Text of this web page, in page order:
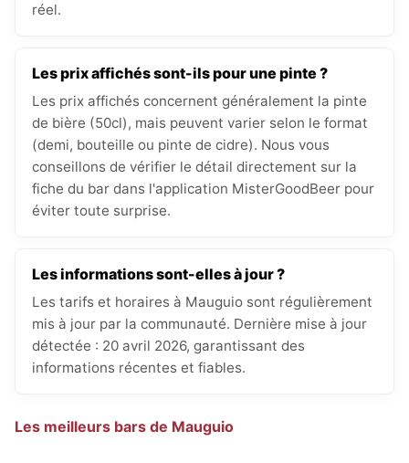
réel.
Les prix affichés sont-ils pour une pinte ?
Les prix affichés concernent généralement la pinte
de bière (50cl), mais peuvent varier selon le format
(demi, bouteille ou pinte de cidre). Nous vous
conseillons de vérifier le détail directement sur la
fiche du bar dans l'application MisterGoodBeer pour
éviter toute surprise.
Les informations sont-elles à jour ?
Les tarifs et horaires à Mauguio sont régulièrement
mis à jour par la communauté. Dernière mise à jour
détectée : 20 avril 2026, garantissant des
informations récentes et fiables.
Les meilleurs bars de Mauguio